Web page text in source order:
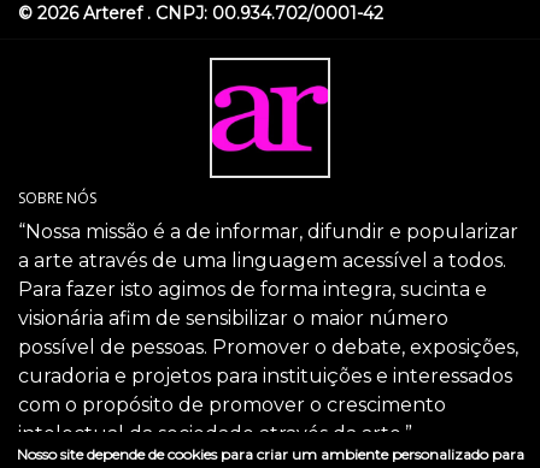
© 2026 Arteref . CNPJ: 00.934.702/0001-42
SOBRE NÓS
“Nossa missão é a de informar, difundir e popularizar
a arte através de uma linguagem acessível a todos.
Para fazer isto agimos de forma integra, sucinta e
visionária afim de sensibilizar o maior número
possível de pessoas. Promover o debate, exposições,
curadoria e projetos para instituições e interessados
com o propósito de promover o crescimento
intelectual da sociedade através da arte.”
Nosso site depende de cookies para criar um ambiente personalizado para